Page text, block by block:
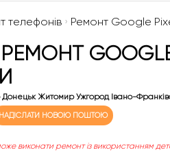
телефонів › Ремонт Google
Донецьк Житомир Ужгород Івано-
НАДІСЛАТИ НОВОЮ ПОШТОЮ
виконати ремонт із використанням